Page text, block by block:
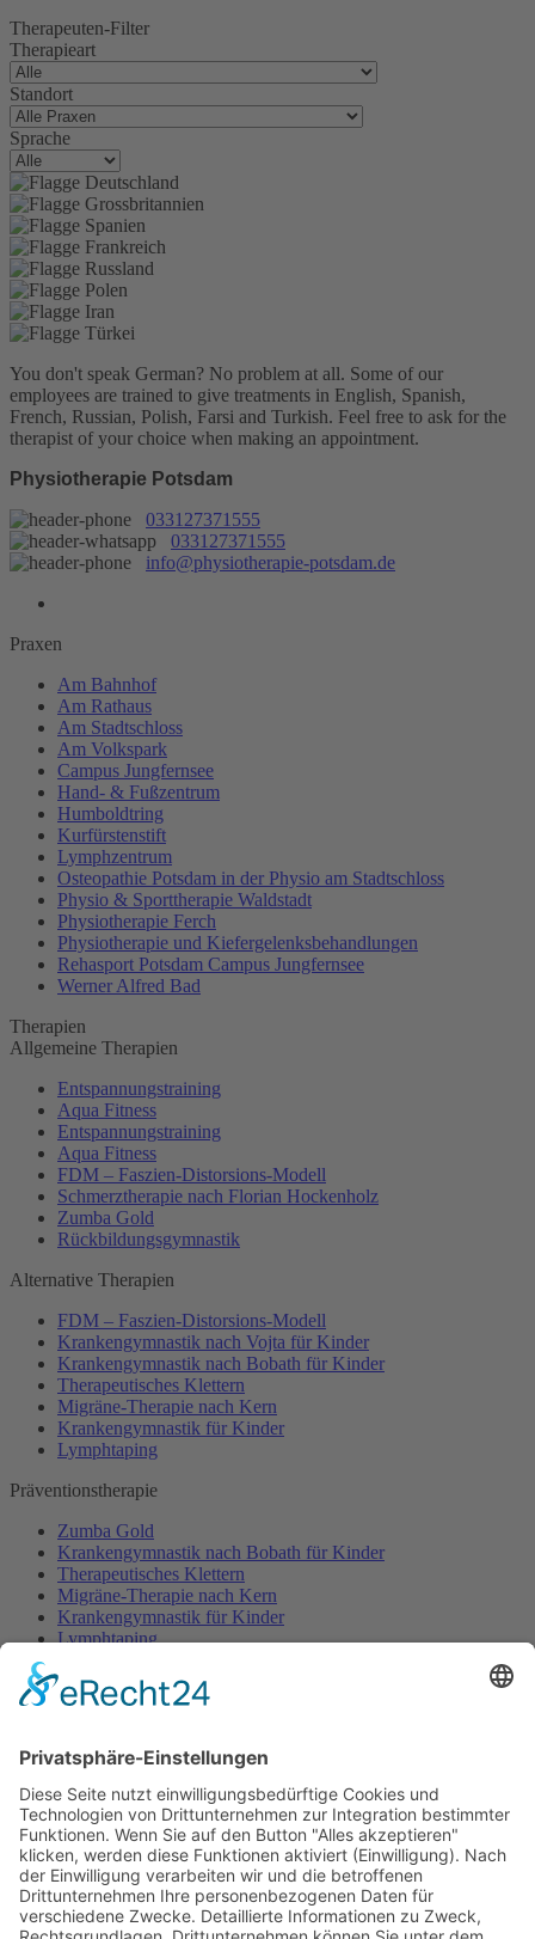
Therapeuten-Filter
Therapieart
Standort
Sprache
You don't speak German? No problem at all. Some of our
employees are trained to give treatments in English, Spanish,
French, Russian, Polish, Farsi and Turkish. Feel free to ask for the
therapist of your choice when making an appointment.
Physiotherapie Potsdam
033127371555
033127371555
info@physiotherapie-potsdam.de
Praxen
Am Bahnhof
Am Rathaus
Am Stadtschloss
Am Volkspark
Campus Jungfernsee
Hand- & Fußzentrum
Humboldtring
Kurfürstenstift
Lymphzentrum
Osteopathie Potsdam in der Physio am Stadtschloss
Physio & Sporttherapie Waldstadt
Physiotherapie Ferch
Physiotherapie und Kiefergelenksbehandlungen
Rehasport Potsdam Campus Jungfernsee
Werner Alfred Bad
Therapien
Allgemeine Therapien
Entspannungstraining
Aqua Fitness
Entspannungstraining
Aqua Fitness
FDM – Faszien-Distorsions-Modell
Schmerztherapie nach Florian Hockenholz
Zumba Gold
Rückbildungsgymnastik
Alternative Therapien
FDM – Faszien-Distorsions-Modell
Krankengymnastik nach Vojta für Kinder
Krankengymnastik nach Bobath für Kinder
Therapeutisches Klettern
Migräne-Therapie nach Kern
Krankengymnastik für Kinder
Lymphtaping
Präventionstherapie
Zumba Gold
Krankengymnastik nach Bobath für Kinder
Therapeutisches Klettern
Migräne-Therapie nach Kern
Krankengymnastik für Kinder
Lymphtaping
Rücken Therapie
Aqua Fitness
FDM – Faszien-Distorsions-Modell
Zumba Gold
Rückbildungsgymnastik
Kinder Therapie
Krankengymnastik nach Vojta für Kinder
Krankengymnastik nach Bobath für Kinder